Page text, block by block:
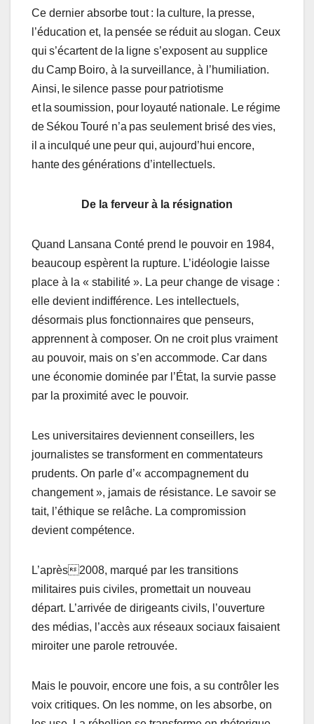
Ce dernier absorbe tout : la culture, la presse,
l’éducation et, la pensée se réduit au slogan. Ceux
qui s’écartent de la ligne s’exposent au supplice
du Camp Boiro, à la surveillance, à l’humiliation.
Ainsi, le silence passe pour patriotisme
et la soumission, pour loyauté nationale. Le régime
de Sékou Touré n’a pas seulement brisé des vies,
il a inculqué une peur qui, aujourd’hui encore,
hante des générations d’intellectuels.
De la ferveur à la résignation
Quand Lansana Conté prend le pouvoir en 1984,
beaucoup espèrent la rupture. L’idéologie laisse
place à la « stabilité ». La peur change de visage :
elle devient indifférence. Les intellectuels,
désormais plus fonctionnaires que penseurs,
apprennent à composer. On ne croit plus vraiment
au pouvoir, mais on s’en accommode. Car dans
une économie dominée par l’État, la survie passe
par la proximité avec le pouvoir.
Les universitaires deviennent conseillers, les
journalistes se transforment en commentateurs
prudents. On parle d’« accompagnement du
changement », jamais de résistance. Le savoir se
tait, l’éthique se relâche. La compromission
devient compétence.
L’après2008, marqué par les transitions
militaires puis civiles, promettait un nouveau
départ. L’arrivée de dirigeants civils, l’ouverture
des médias, l’accès aux réseaux sociaux faisaient
miroiter une parole retrouvée.
Mais le pouvoir, encore une fois, a su contrôler les
voix critiques. On les nomme, on les absorbe, on